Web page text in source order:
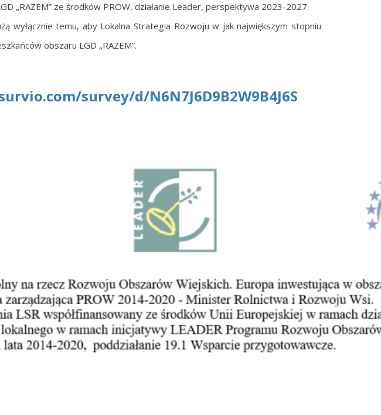
„RAZEM” ze środków PROW, działanie Leader, perspektywa 2023-2027.
wyłącznie temu, aby Lokalna Strategia Rozwoju w jak największym stopniu
obszaru LGD „RAZEM”.
survey/d/N6N7J6D9B2W9B4J6S